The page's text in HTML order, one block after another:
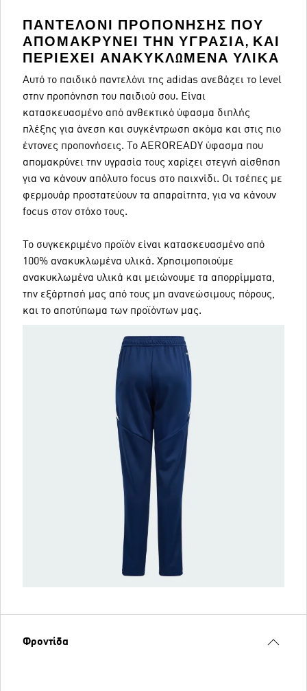
ΠΑΝΤΕΛΌΝΙ ΠΡΟΠΌΝΗΣΗΣ ΠΟΥ
ΑΠΟΜΑΚΡΎΝΕΙ ΤΗΝ ΥΓΡΑΣΊΑ, ΚΑΙ
ΠΕΡΙΈΧΕΙ ΑΝΑΚΥΚΛΩΜΈΝΑ ΥΛΙΚΆ
Αυτό το παιδικό παντελόνι της adidas ανεβάζει το level
στην προπόνηση του παιδιού σου. Είναι
κατασκευασμένο από ανθεκτικό ύφασμα διπλής
πλέξης για άνεση και συγκέντρωση ακόμα και στις πιο
έντονες προπονήσεις. Το AEROREADY ύφασμα που
απομακρύνει την υγρασία τους χαρίζει στεγνή αίσθηση
για να κάνουν απόλυτο focus στο παιχνίδι. Οι τσέπες με
φερμουάρ προστατεύουν τα απαραίτητα, για να κάνουν
focus στον στόχο τους.
Το συγκεκριμένο προϊόν είναι κατασκευασμένο από
100% ανακυκλωμένα υλικά. Χρησιμοποιούμε
ανακυκλωμένα υλικά και μειώνουμε τα απορρίμματα,
την εξάρτησή μας από τους μη ανανεώσιμους πόρους,
και το αποτύπωμα των προϊόντων μας.
Φροντίδα